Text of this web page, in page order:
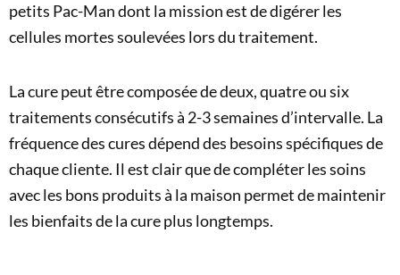
petits Pac-Man dont la mission est de digérer les
cellules mortes soulevées lors du traitement.
La cure peut être composée de deux, quatre ou six
traitements consécutifs à 2-3 semaines d’intervalle. La
fréquence des cures dépend des besoins spécifiques de
chaque cliente. Il est clair que de compléter les soins
avec les bons produits à la maison permet de maintenir
les bienfaits de la cure plus longtemps.